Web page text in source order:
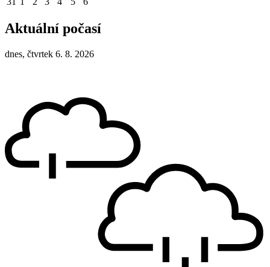
Aktuální počasí
dnes, čtvrtek 6. 8. 2026